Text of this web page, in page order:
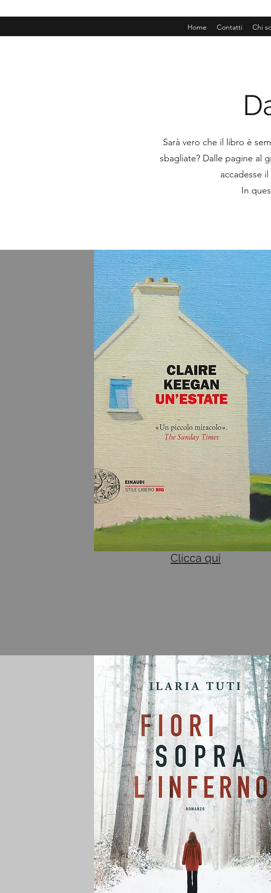
Chi
Contatti
Home
Sarà vero che il libro è
sbagliate? Dalle pagine al
accadesse
In
Clicca qui